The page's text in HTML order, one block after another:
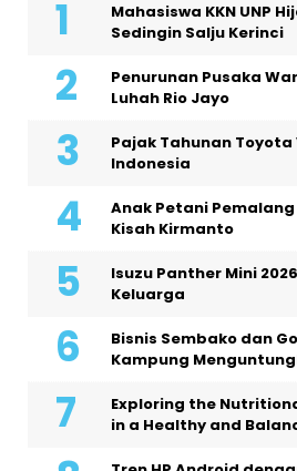
Mahasiswa KKN UNP
Sedingin Salju Kerinci
Penurunan Pusaka
Luhah Rio Jayo
Pajak Tahunan Toyota
Indonesia
Anak Petani
Kisah Kirmanto
Isuzu Panther Mini
Keluarga
Bisnis Sembako dan
Kampung
Exploring the
in a Healthy and